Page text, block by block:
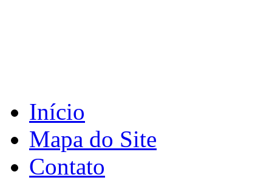
Início
Mapa do Site
Contato